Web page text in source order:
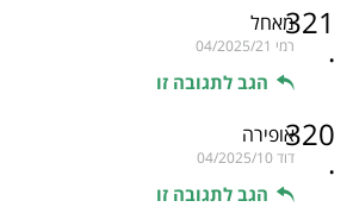
321
.
מאחל
רמי 04/2025/21
הגב לתגובה זו
320
.
אופירה
דוד 04/2025/10
הגב לתגובה זו